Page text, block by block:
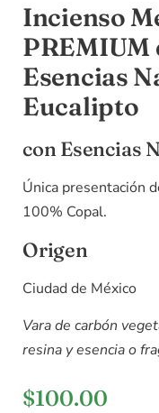
Incienso
PREMIUM
Esencias
Eucalipto
con Esencias
Única presentación
100% Copal.
Origen
Ciudad de México
Vara de carbón
resina y esencia o
$100.00